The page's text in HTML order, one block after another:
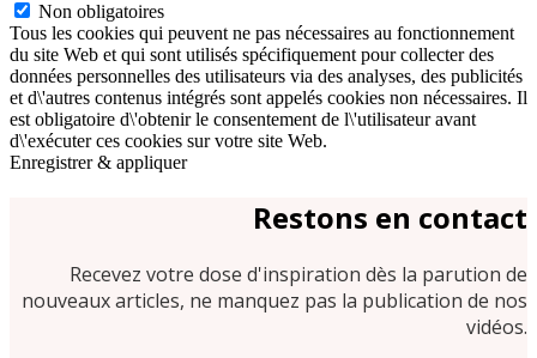
Non obligatoires
Tous les cookies qui peuvent ne pas nécessaires au fonctionnement
du site Web et qui sont utilisés spécifiquement pour collecter des
données personnelles des utilisateurs via des analyses, des publicités
et d\'autres contenus intégrés sont appelés cookies non nécessaires. Il
est obligatoire d\'obtenir le consentement de l\'utilisateur avant
d\'exécuter ces cookies sur votre site Web.
Enregistrer & appliquer
Restons en contact
Recevez votre dose d'inspiration dès la parution de
nouveaux articles, ne manquez pas la publication de nos
vidéos.